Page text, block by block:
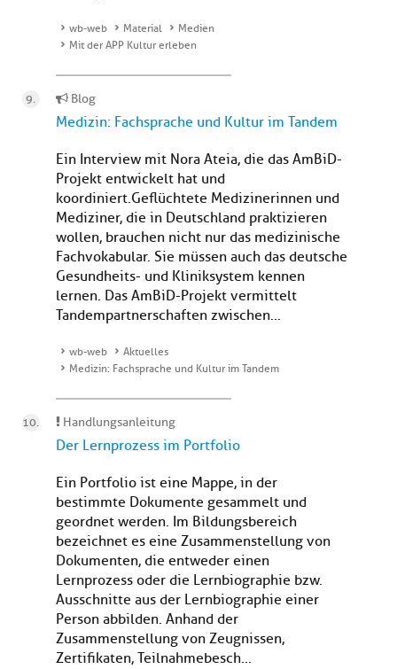
wb-web Material
Medien
Mit der APP Kultur erleben
Blog
Medizin: Fachsprache und Kultur im Tandem
Ein Interview mit Nora Ateia, die das AmBiD-
Projekt entwickelt hat und
koordiniert.Geflüchtete Medizinerinnen und
Mediziner, die in Deutschland praktizieren
wollen, brauchen nicht nur das medizinische
Fachvokabular. Sie müssen auch das deutsche
Gesundheits- und Kliniksystem kennen
lernen. Das AmBiD-Projekt vermittelt
Tandempartnerschaften zwischen...
wb-web
Aktuelles
Medizin: Fachsprache und Kultur im Tandem
Handlungsanleitung
Der Lernprozess im Portfolio
Ein Portfolio ist eine Mappe, in der
bestimmte Dokumente gesammelt und
geordnet werden. Im Bildungsbereich
bezeichnet es eine Zusammenstellung von
Dokumenten, die entweder einen
Lernprozess oder die Lernbiographie bzw.
Ausschnitte aus der Lernbiographie einer
Person abbilden. Anhand der
Zusammenstellung von Zeugnissen,
Zertifikaten, Teilnahmebesch...